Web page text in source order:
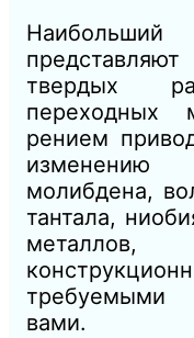
Наибольший
твердых
переходных
рением
изменению
молибдена,
тантала,
металлов,
требуемыми
вами.